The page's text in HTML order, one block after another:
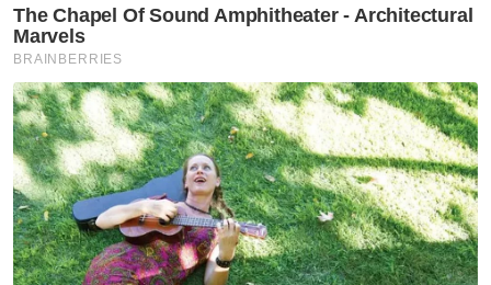
Sabah Sarawak
keselamatan Sabah
Sabah Sarawak
Anjung Kasih Hospital Bintulu
cipta sejarah guna sistem
digital